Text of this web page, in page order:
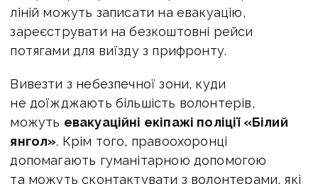
ліній можуть записати на евакуацію,
зареєструвати на безкоштовні рейси
потягами для виїзду з прифронту.
Вивезти з небезпечної зони, куди
не доїжджають більшість волонтерів,
можуть евакуаційні екіпажі поліції «Білий
янгол». Крім того, правоохоронці
допомагають гуманітарною допомогою
та можуть сконтактувати з волонтерами, які